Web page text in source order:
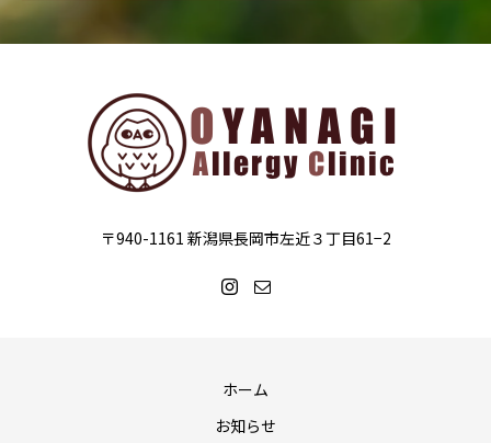
〒940-1161 新潟県長岡市左近３丁目61−2
ホーム
お知らせ